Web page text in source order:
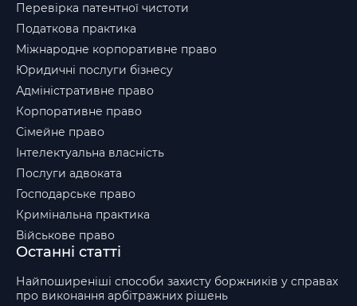
Перевірка патентної чистоти
Податкова практика
Міжнародне корпоративне право
Юридичні послуги бізнесу
Адміністративне право
Корпоративне право
Сімейне право
Інтелектуальна власність
Послуги адвоката
Господарське право
Кримінальна практика
Військове право
Останні статті
Найпоширеніші способи захисту боржників у справах
про виконання арбітражних рішень